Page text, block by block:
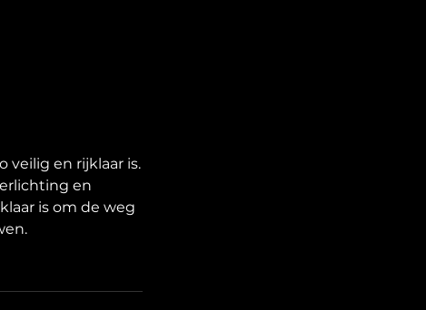
veilig en rijklaar is.
en
is om de weg